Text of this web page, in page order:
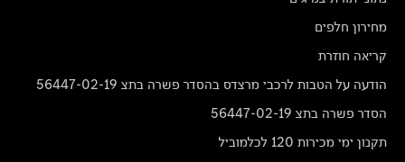
מחירון חלפים
קריאה חוזרת
הודעה על הטבות לרכבי מרצדס בהסדר פשרה בתצ 56447-02-19
הסדר פשרה בתצ 56447-02-19
תקנון ימי מכירות 120 לכלמוביל